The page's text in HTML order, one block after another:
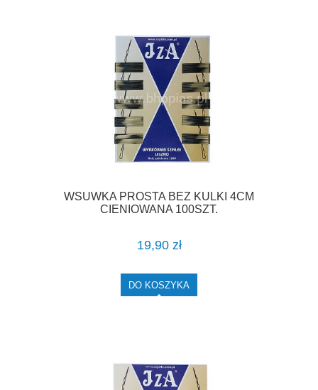
WSUWKA PROSTA BEZ KULKI 4CM
CIENIOWANA 100SZT.
19,90 zł
DO KOSZYKA